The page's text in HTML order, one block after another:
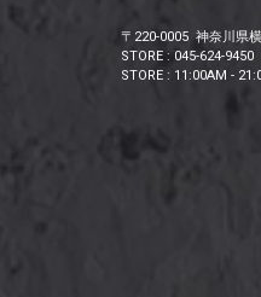
〒220-0005 神奈川県
STORE : 045-624-9450
STORE : 11:00AM -